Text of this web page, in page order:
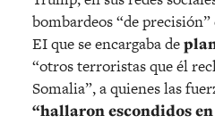
bombardeos “de
EI que se encargaba de
“otros terroristas que él
Somalia”, a quienes las
“hallaron escondidos en